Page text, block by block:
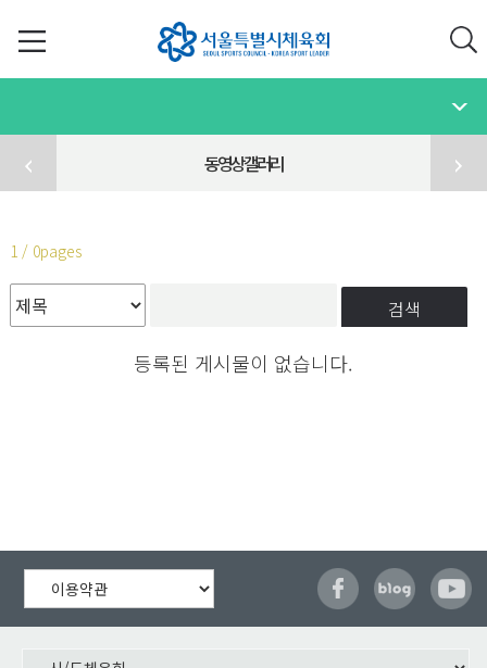
동영상갤러리
1 / 0pages
검색
등록된 게시물이 없습니다.